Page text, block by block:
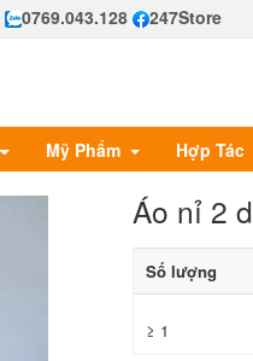
0769.043.128 247Store
Mỹ Phẩm Hợp Tác
Áo nỉ 2
Số lượng
≥ 1